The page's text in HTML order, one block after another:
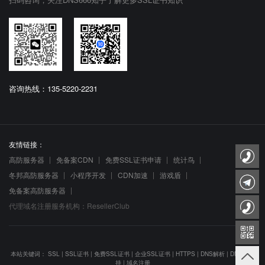
咨询热线：135-5220-2231
友情链接：
高防服务器
免备案CDN 免费SSL证书申请
统计鸟
冬邦高防服务器
小程序开发 CDN加速
游戏盾
免备案高防服务器
代理域名注册服务机构：ResellerClub
本站关键词： SSL | SSL证书 | 免费SSL证书 | 企业SSL证书 | HTTPS | DNS解析 | DNS防劫
持| 域名注册